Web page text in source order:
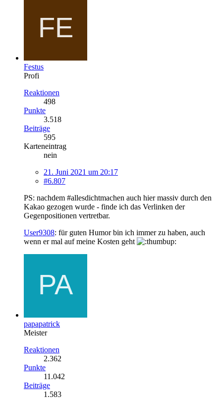
Festus
Profi
Reaktionen
498
Punkte
3.518
Beiträge
595
Karteneintrag
nein
21. Juni 2021 um 20:17
#6.807
PS: nachdem #allesdichtmachen auch hier massiv durch den
Kakao gezogen wurde - finde ich das Verlinken der
Gegenpositionen vertretbar.
User9308: für guten Humor bin ich immer zu haben, auch
wenn er mal auf meine Kosten geht
papapatrick
Meister
Reaktionen
2.362
Punkte
11.042
Beiträge
1.583